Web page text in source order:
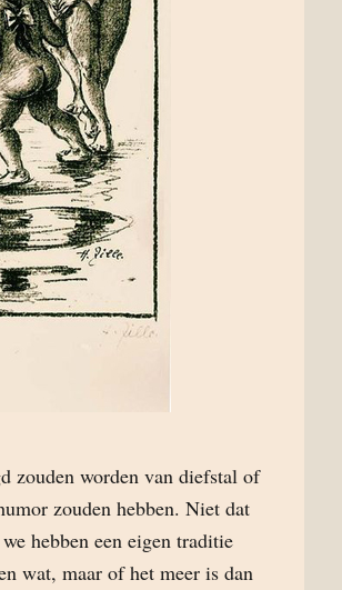
zouden worden van diefstal of
zouden hebben. Niet dat
hebben een eigen traditie
wat, maar of het meer is dan